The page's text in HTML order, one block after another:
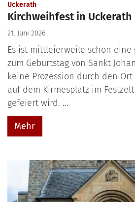
Uckerath:
Kirchweihfest in Uckerath
21. Juni 2026
Es ist mittleierweile schon eine
zum Geburtstag von Sankt
keine Prozession durch den
auf dem Kirmesplatz im
gefeiert wird. ...
Mehr